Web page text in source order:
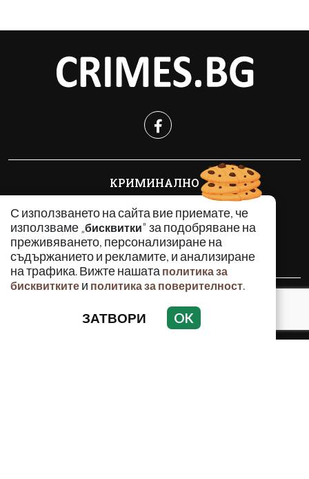
С използването на сайта вие приемате, че
използваме „бисквитки" за подобряване на
преживяването, персонализиране на
съдържанието и рекламите, и анализиране
на трафика. Вижте нашата политика за
бисквитките и политика за поверителност.
ЗАТВОРИ OK
КРИМИНАЛНО
АНАЛИЗИ
ПО СВЕТА
ВОДЕЩИ ТЕМИ
Използването и публикуването на част или цялото
съдържание на Crimes.BG без разрешение на Медийна
група Асмара ЕООД е забранено.